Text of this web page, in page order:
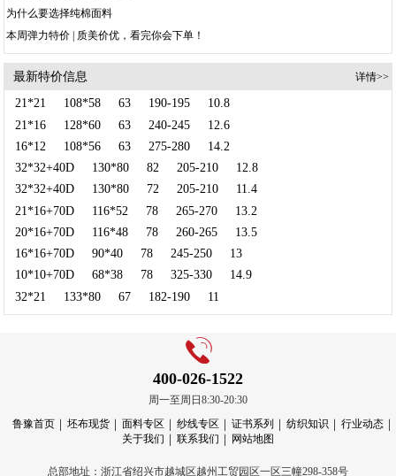
为什么要选择纯棉面料
本周弹力特价 | 质美价优，看完你会下单！
最新特价信息 详情>>
21*21 108*58 63 190-195
10.8
21*16
128*60 63 240-245
12.6
16*12
108*56 63 275-280
14.2
32*32+40D
130*80 82 205-210
12.8
32*32+40D
130*80 72 205-210
11.4
21*16+70D
116*52 78 265-270
13.2
20*16+70D
116*48 78 260-265
13.5
16*16+70D
90*40 78 245-250
13
10*10+70D
68*38 78 325-330
14.9
32*21
133*80 67 182-190 11
400-026-1522
周一至周日8:30-20:30
鲁豫首页
坯布现货 面料专区 纱线专区 证书系列 纺织知识
行业动态
关于我们
联系我们 网站地图
总部地址：浙江省绍兴市越城区越州工贸园区一区三幢298-358号